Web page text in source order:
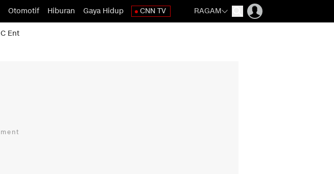
Otomotif Hiburan Gaya Hidup CNN TV RAGAM
C Ent